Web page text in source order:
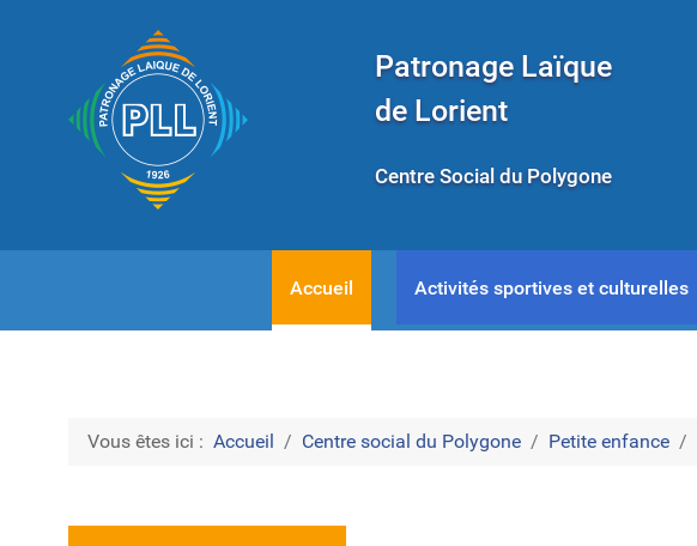
Patronage Laïque
de Lorient
Centre Social du Polygone
Accueil Activités sportives et culturelles
Vous êtes ici : Accueil Centre social du Polygone Petite enfance